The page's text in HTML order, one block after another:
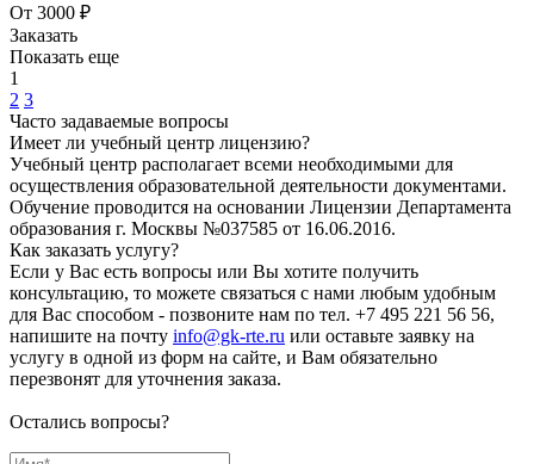
От 3000 ₽
Заказать
Показать еще
1
2 3
Часто задаваемые вопросы
Имеет ли учебный центр лицензию?
Учебный центр располагает всеми необходимыми для
осуществления образовательной деятельности документами.
Обучение проводится на основании Лицензии Департамента
образования г. Москвы №037585 от 16.06.2016.
Как заказать услугу?
Если у Вас есть вопросы или Вы хотите получить
консультацию, то можете связаться с нами любым удобным
для Вас способом - позвоните нам по тел. +7 495 221 56 56,
напишите на почту info@gk-rte.ru или оставьте заявку на
услугу в одной из форм на сайте, и Вам обязательно
перезвонят для уточнения заказа.
Остались вопросы?